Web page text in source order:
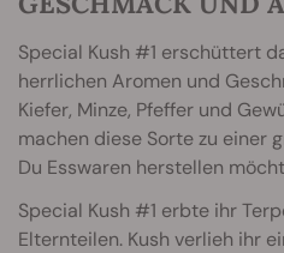
Special Kush #1 erschüttert
herrlichen Aromen und
Kiefer, Minze, Pfeffer und
machen diese Sorte zu einer
Du Esswaren herstellen
Special Kush #1 erbte ihr
Elternteilen. Kush verlieh ihr